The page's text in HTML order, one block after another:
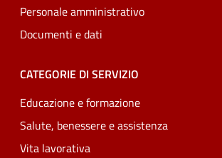
Personale amministrativo
Documenti e dati
CATEGORIE DI SERVIZIO
Educazione e formazione
Salute, benessere e assistenza
Vita lavorativa